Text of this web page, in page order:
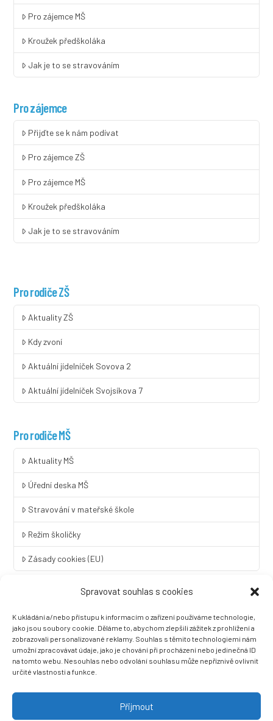
Spravovat souhlas s cookies
K ukládání a/nebo přístupu k informacím o zařízení používáme technologie,
jako jsou soubory cookie. Děláme to, abychom zlepšili zážitek z prohlížení a
zobrazovali personalizované reklamy. Souhlas s těmito technologiemi nám
umožní zpracovávat údaje, jako je chování při procházení nebo jedinečná ID
na tomto webu. Nesouhlas nebo odvolání souhlasu může nepříznivě ovlivnit
určité vlastnosti a funkce.
Přijmout
Pro zájemce MŠ
Kroužek předškoláka
Jak je to se stravováním
Pro zájemce
Přijďte se k nám podívat
Pro zájemce ZŠ
Pro zájemce MŠ
Kroužek předškoláka
Jak je to se stravováním
Pro rodiče ZŠ
Aktuality ZŠ
Kdy zvoní
Aktuální jídelníček Sovova 2
Aktuální jídelníček Svojsíkova 7
Pro rodiče MŠ
Aktuality MŠ
Úřední deska MŠ
Stravování v mateřské škole
Režim školičky
Zásady cookies (EU)
LINGUA UNIVERSAL soukromá základní škola a mateřská škola
s.r.o.
Sovova 2
412 01 Litoměřice
+420 416 733 690
datová schránka: 3vnipkd